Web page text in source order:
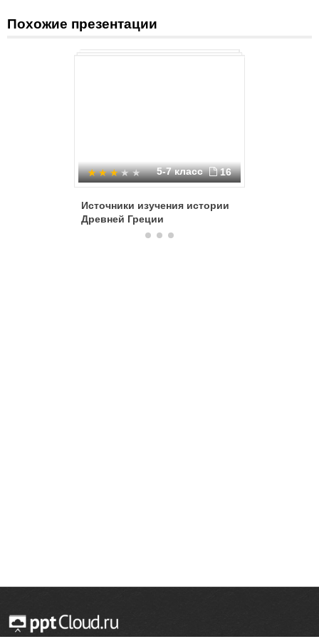
Похожие презентации
5-7 класс 16
Источники изучения истории
Древней Греции